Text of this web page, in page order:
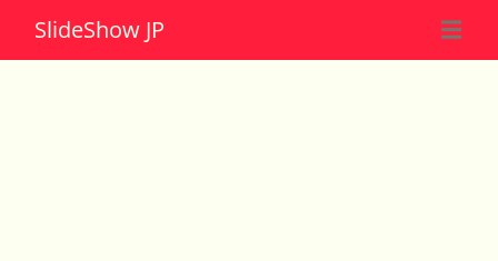
SlideShow JP ☰